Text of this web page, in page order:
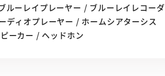
ルーレイプレーヤー / ブルーレイレコーダ
ィオプレーヤー / ホームシアターシス
ーカー / ヘッドホン